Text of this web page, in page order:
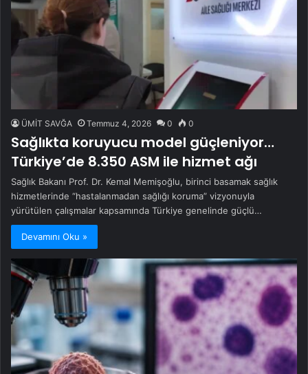
ÜMİT SAVĞA Temmuz 4, 2026 0 0
Sağlıkta koruyucu model güçleniyor…
Türkiye’de 8.350 ASM ile hizmet ağı
Sağlık Bakanı Prof. Dr. Kemal Memişoğlu, birinci basamak sağlık
hizmetlerinde “hastalanmadan sağlığı koruma” vizyonuyla
yürütülen çalışmalar kapsamında Türkiye genelinde güçlü…
Devamını Oku »